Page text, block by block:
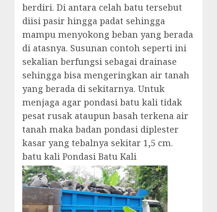
berdiri. Di antara celah batu tersebut
diisi pasir hingga padat sehingga
mampu menyokong beban yang berada
di atasnya. Susunan contoh seperti ini
sekalian berfungsi sebagai drainase
sehingga bisa mengeringkan air tanah
yang berada di sekitarnya. Untuk
menjaga agar pondasi batu kali tidak
pesat rusak ataupun basah terkena air
tanah maka badan pondasi diplester
kasar yang tebalnya sekitar 1,5 cm.
batu kali Pondasi Batu Kali